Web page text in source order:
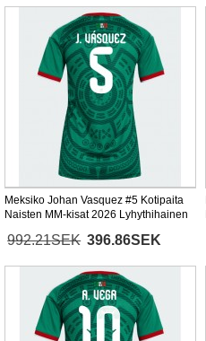
Meksiko Johan Vasquez #5 Kotipaita
Naisten MM-kisat 2026 Lyhythihainen
992.21SEK 396.86SEK